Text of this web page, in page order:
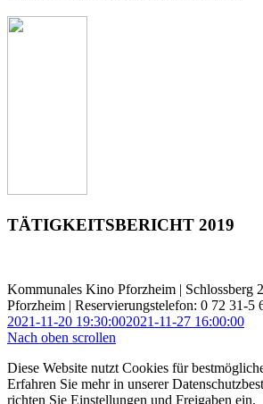
TÄTIGKEITSBERICHT 2019
Kommunales Kino Pforzheim | Schlossberg
Pforzheim | Reservierungstelefon: 0 72 31-5
2021-11-20 19:30:002021-11-27 16:00:00
Nach oben scrollen
Diese Website nutzt Cookies für
Erfahren Sie mehr in unserer
richten Sie Einstellungen und Freigaben ein.